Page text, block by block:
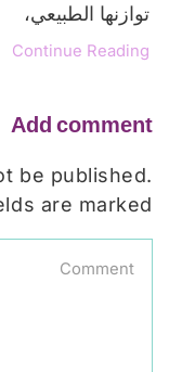
توازنها الطبيعي،
Continue Reading
Add comment
be published.
are marked